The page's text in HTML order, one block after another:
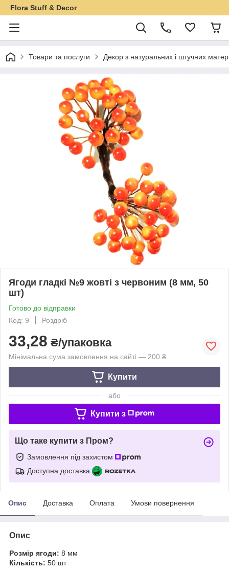
Flora Stuff & Decor
Товари та послуги Декор з натуральних і штучних
Ягоди гладкі №9 жовті з червоним (8 мм, 50
шт)
Готово до відправки
Код: 9
Роздріб
33,28 ₴/упаковка
Мінімальна сума замовлення на сайті — 200 ₴
Купити
або
Купити з
Що таке купити з Пром?
Замовлення під захистом
Доступна доставка
Опис Доставка Оплата Умови повернення
Опис
Розмір ягоди: 8 мм
Кількість: 50 шт